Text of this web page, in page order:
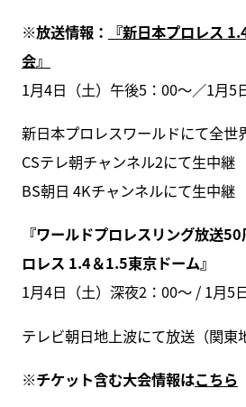
※放送情報：
『新日本プロレス
会』
1月4日（土）午後5：00～／1月5
新日本プロレスワールドにて全世
CSテレ朝チャンネル2にて生中継
BS朝日 4Kチャンネルにて生中継
『ワールドプロレスリング放送
ロレス 1.4＆1.5東京ドーム』
1月4日（土）深夜2：00～ / 1月5
テレビ朝日地上波にて放送（関東
※チケット含む大会情報はこちら